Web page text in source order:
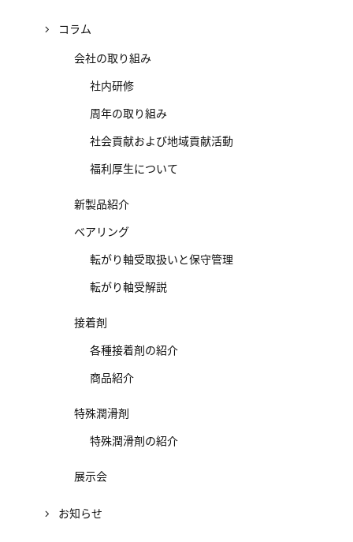
コラム
会社の取り組み
社内研修
周年の取り組み
社会貢献および地域貢献活動
福利厚生について
新製品紹介
ベアリング
転がり軸受取扱いと保守管理
転がり軸受解説
接着剤
各種接着剤の紹介
商品紹介
特殊潤滑剤
特殊潤滑剤の紹介
展示会
お知らせ